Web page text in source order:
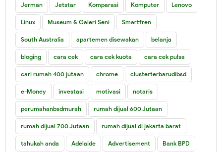
Jerman Jetstar Komparasi Komputer Lenovo
Linux Museum & Galeri Seni Smartfren
South Australia apartemen disewakan belanja
bloging cara cek cara cek kuota cara cek pulsa
cari rumah 400 jutaan chrome clusterterbarudibsd
e-Money investasi motivasi notaris
perumahanbsdmurah rumah dijual 600 Jutaan
rumah dijual 700 Jutaan rumah dijual di jakarta barat
tahukah anda Adelaide Advertisement Bank BPD